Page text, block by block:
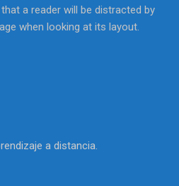
a reader will be distracted by
when looking at its layout.
a distancia.